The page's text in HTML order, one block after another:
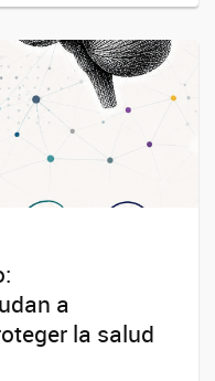
a
la salud